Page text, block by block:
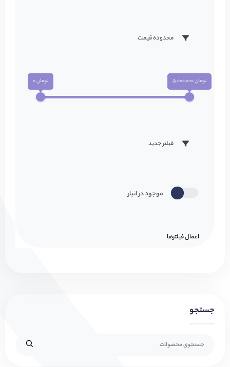
محدوده قیمت
تومان 0 تومان 5,000,000
فیلتر جدید
موجود در انبار
اعمال فیلتر‌ها
جستجو